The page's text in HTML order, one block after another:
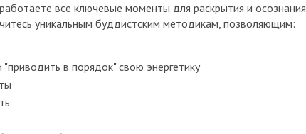
все ключевые моменты для раскрытия и осознания
уникальным буддистским методикам, позволяющим:
в порядок" свою энергетику